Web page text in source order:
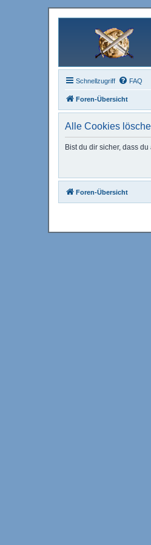
Schnellzugriff FAQ
Foren-Übersicht
Alle Cookies
Bist du dir sicher, dass
Foren-Übersicht